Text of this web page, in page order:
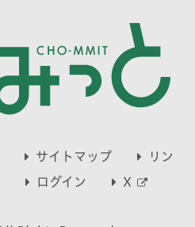
サイトマップ
リン
ログイン X
別